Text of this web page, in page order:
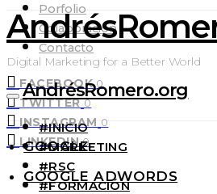
Porfolio
Colaboración
Contacto
FACEBOOK 0
TWITTER 0
INSTAGRAM 0
LINKEDIN 0
Digital Marketing for a Better World
AndrésRomero.org
#INICIO
#MARKETING
#RSC
#FORMACIÓN
GOOGLE
GOOGLE ADWORDS